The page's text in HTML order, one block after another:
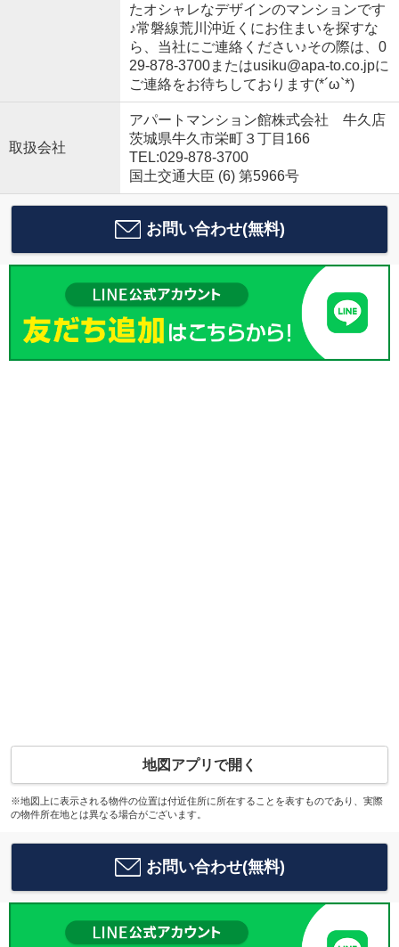
たオシャレなデザインのマンションです
♪常磐線荒川沖近くにお住まいを探すな
ら、当社にご連絡ください♪その際は、0
29-878-3700またはusiku@apa-to.co.jpに
ご連絡をお待ちしております(*´ω`*)
取扱会社
アパートマンション館株式会社 牛久店
茨城県牛久市栄町３丁目166
TEL:029-878-3700
国土交通大臣 (6) 第5966号
お問い合わせ(無料)
地図アプリで開く
※地図上に表示される物件の位置は付近住所に所在することを表すものであり、実際
の物件所在地とは異なる場合がございます。
お問い合わせ(無料)